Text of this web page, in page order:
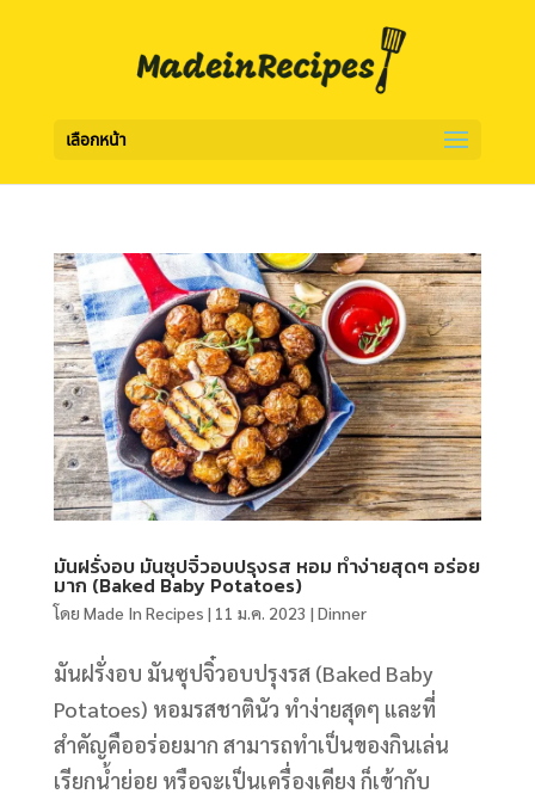
เลือกหน้า
มันฝรั่งอบ มันซุปจิ๋วอบปรุงรส หอม ทำง่ายสุดๆ อร่อย
มาก (Baked Baby Potatoes)
โดย Made In Recipes | 11 ม.ค. 2023 | Dinner
มันฝรั่งอบ มันซุปจิ๋วอบปรุงรส (Baked Baby
Potatoes) หอมรสชาตินัว ทำง่ายสุดๆ และที่
สำคัญคืออร่อยมาก สามารถทำเป็นของกินเล่น
เรียกน้ำย่อย หรือจะเป็นเครื่องเคียง ก็เข้ากับ